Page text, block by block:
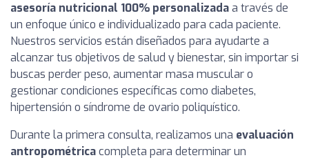
asesoría nutricional 100% personalizadaa través de
un enfoque único e individualizado para cada paciente.
Nuestros servicios están diseñados para ayudarte a
alcanzar tus objetivos de salud y bienestar, sin importar si
buscas perder peso, aumentar masa muscular o
gestionar condiciones específicas como diabetes,
hipertensión o síndrome de ovario poliquístico.
Durante la primera consulta, realizamos una evaluación
antropométricacompleta para determinar un